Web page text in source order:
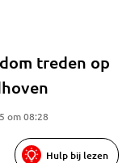
treden op
om 08:28
Hulp bij lezen